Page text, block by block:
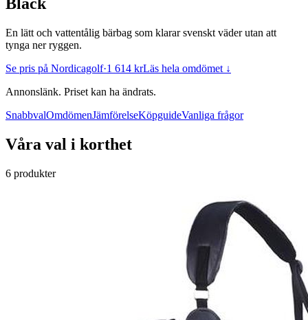
En lätt och vattentålig bärbag som klarar svenskt väder utan att
tynga ner ryggen.
Se pris på Nordicagolf·1 614 krLäs hela omdömet ↓
Annonslänk. Priset kan ha ändrats.
SnabbvalOmdömenJämförelseKöpguideVanliga frågor
Våra val i korthet
6 produkter